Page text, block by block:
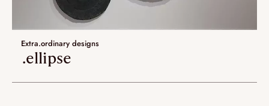
Extra.ordinary designs
.ellipse